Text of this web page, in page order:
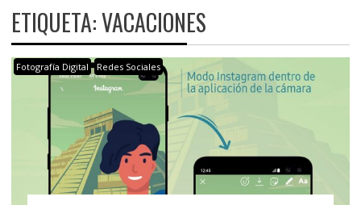
ETIQUETA:VACACIONES
Fotografía Digital Redes Sociales